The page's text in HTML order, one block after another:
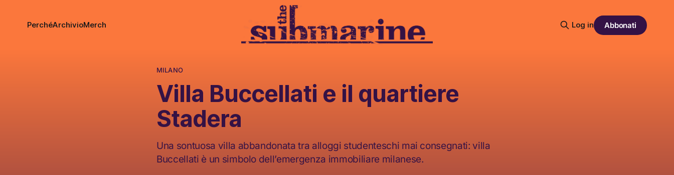
PerchéArchivioMerch Log in Abbonati
MILANO
Villa Buccellati e il quartiere
Stadera
Una sontuosa villa abbandonata tra alloggi studenteschi mai consegnati: villa
Buccellati è un simbolo dell’emergenza immobiliare milanese.